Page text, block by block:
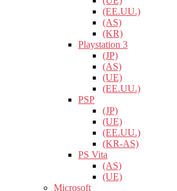
(EE.UU.)
(AS)
(KR)
Playstation 3
(JP)
(AS)
(UE)
(EE.UU.)
PSP
(JP)
(UE)
(EE.UU.)
(KR-AS)
PS Vita
(AS)
(UE)
Microsoft